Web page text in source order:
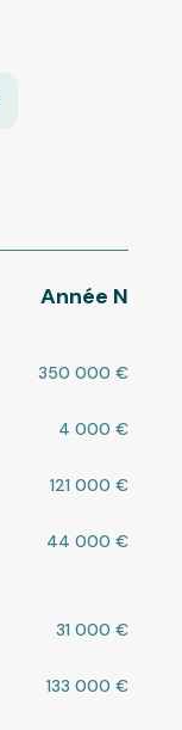
Année N
350 000 €
4 000 €
121 000 €
44 000 €
31 000 €
133 000 €